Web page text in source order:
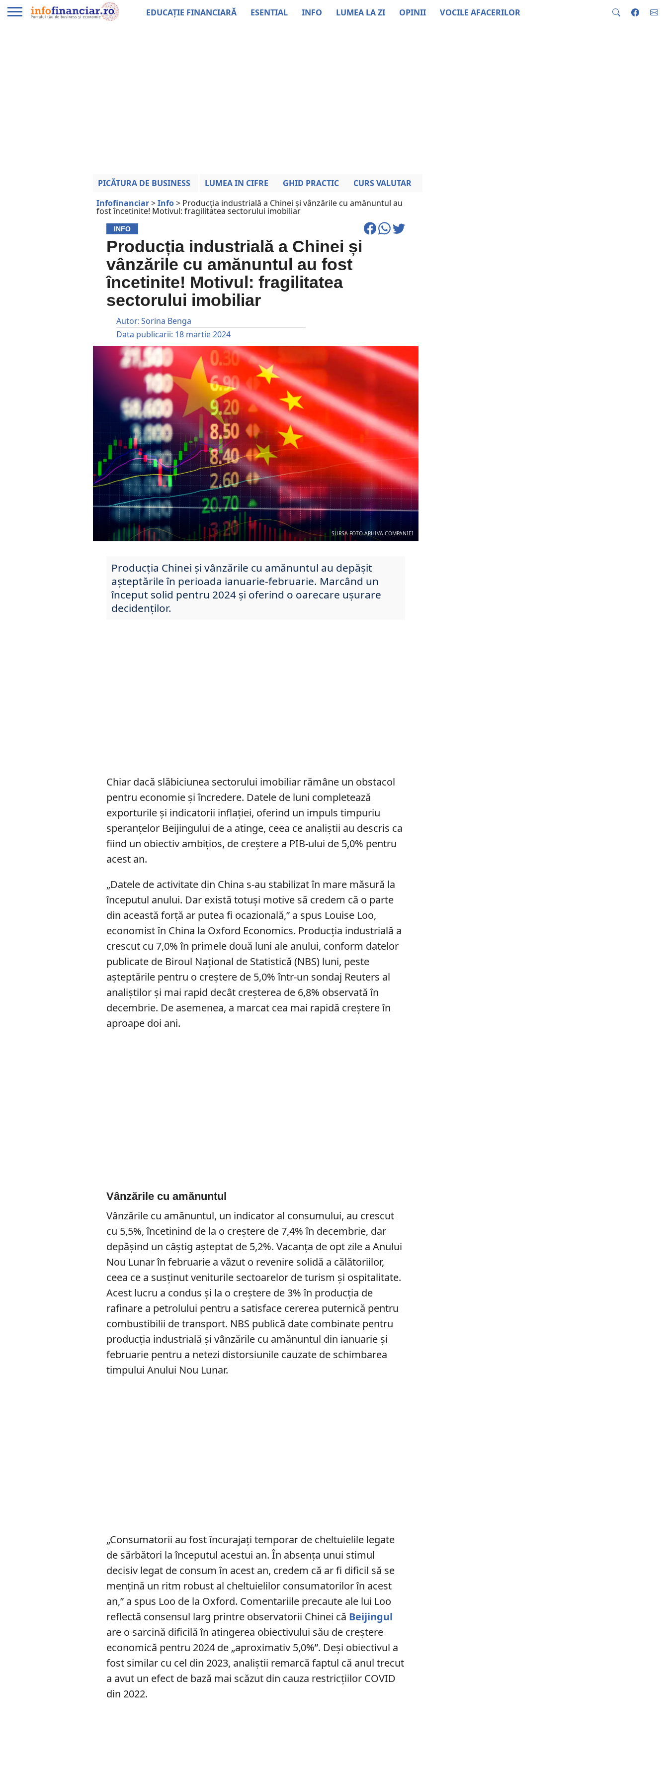
EDUCAȚIE FINANCIARĂ ESENTIAL INFO LUMEA LA ZI OPINII VOCILE AFACERILOR
PICĂTURA DE BUSINESS LUMEA IN CIFRE GHID PRACTIC
CURS VALUTAR
Infofinanciar>Info> Producția industrială a Chinei și vânzările cu amănuntul au
fost încetinite! Motivul: fragilitatea sectorului imobiliar
INFO
Producția industrială a Chinei și
vânzările cu amănuntul au fost
încetinite! Motivul: fragilitatea
sectorului imobiliar
Autor:Sorina Benga
Data publicarii: 18 martie 2024
SURSA FOTO ARHIVA COMPANIEI
Producția Chinei și vânzările cu amănuntul au depășit
așteptările în perioada ianuarie-februarie. Marcând un
început solid pentru 2024 și oferind o oarecare ușurare
decidenților.
Chiar dacă slăbiciunea sectorului imobiliar rămâne un obstacol
pentru economie și încredere. Datele de luni completează
exporturile și indicatorii inflației, oferind un impuls timpuriu
speranțelor Beijingului de a atinge, ceea ce analiștii au descris ca
fiind un obiectiv ambițios, de creștere a PIB-ului de 5,0% pentru
acest an.
„Datele de activitate din China s-au stabilizat în mare măsură la
începutul anului. Dar există totuși motive să credem că o parte
din această forță ar putea fi ocazională,” a spus Louise Loo,
economist în China la Oxford Economics. Producția industrială a
crescut cu 7,0% în primele două luni ale anului, conform datelor
publicate de Biroul Național de Statistică (NBS) luni, peste
așteptările pentru o creștere de 5,0% într-un sondaj Reuters al
analiștilor și mai rapid decât creșterea de 6,8% observată în
decembrie. De asemenea, a marcat cea mai rapidă creștere în
aproape doi ani.
Vânzările cu amănuntul
Vânzările cu amănuntul, un indicator al consumului, au crescut
cu 5,5%, încetinind de la o creștere de 7,4% în decembrie, dar
depășind un câștig așteptat de 5,2%. Vacanța de opt zile a Anului
Nou Lunar în februarie a văzut o revenire solidă a călătoriilor,
ceea ce a susținut veniturile sectoarelor de turism și ospitalitate.
Acest lucru a condus și la o creștere de 3% în producția de
rafinare a petrolului pentru a satisface cererea puternică pentru
combustibilii de transport. NBS publică date combinate pentru
producția industrială și vânzările cu amănuntul din ianuarie și
februarie pentru a netezi distorsiunile cauzate de schimbarea
timpului Anului Nou Lunar.
„Consumatorii au fost încurajați temporar de cheltuielile legate
de sărbători la începutul acestui an. În absența unui stimul
decisiv legat de consum în acest an, credem că ar fi dificil să se
mențină un ritm robust al cheltuielilor consumatorilor în acest
an,” a spus Loo de la Oxford. Comentariile precaute ale lui Loo
reflectă consensul larg printre observatorii Chinei că Beijingul
are o sarcină dificilă în atingerea obiectivului său de creștere
economică pentru 2024 de „aproximativ 5,0%”. Deși obiectivul a
fost similar cu cel din 2023, analiștii remarcă faptul că anul trecut
a avut un efect de bază mai scăzut din cauza restricțiilor COVID
din 2022.